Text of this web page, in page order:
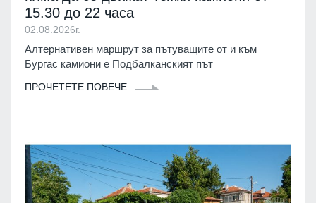
15.30 до 22 часа
02.08.2026г.
Алтернативен маршрут за пътуващите от и към
Бургас камиони е Подбалканският път
ПРОЧЕТЕТЕ ПОВЕЧЕ